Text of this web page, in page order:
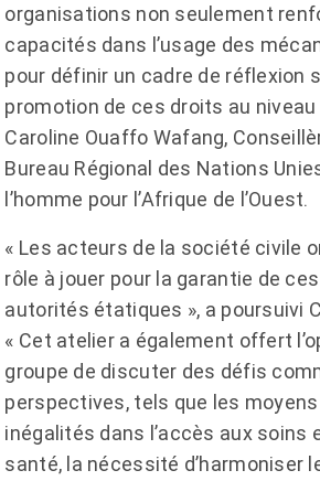
organisations non seulement
capacités dans l’usage des
pour définir un cadre de réflexion
promotion de ces droits au
Caroline Ouaffo Wafang,
Bureau Régional des Nations
l’homme pour l’Afrique de l’Ouest.
« Les acteurs de la société civile
rôle à jouer pour la garantie de
autorités étatiques », a poursuivi
« Cet atelier a également offert
groupe de discuter des défis
perspectives, tels que les
inégalités dans l’accès aux soins
santé, la nécessité d’harmoniser